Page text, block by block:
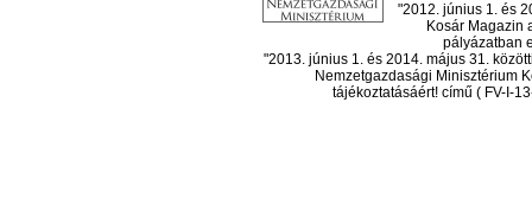
"2012. június 1. és
Kosár Magazin
pályázatban
"2013. június 1. és 2014. május 31.
Nemzetgazdasági Minisztérium
tájékoztatásáért! című ( FV-I-